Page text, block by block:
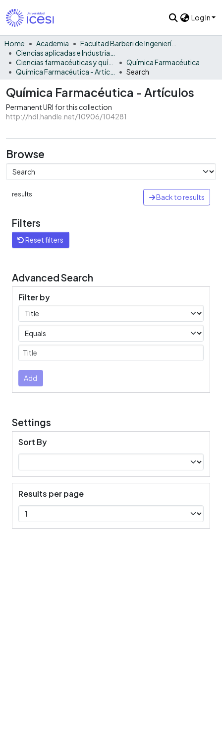
Log In
Home Academia
Facultad Barberi de Ingeniería, Diseño y Ciencias Aplicadas
Ciencias farmacéuticas y químicas
Química Farmacéutica
Search
Química Farmacéutica - Artículos
Permanent URI for this collection
http://hdl.handle.net/10906/104281
Browse
results Back to results
Filters
Reset filters
Advanced Search
Filter by
Filters
Operators
Submit
Add
Settings
Sort By
Results per page